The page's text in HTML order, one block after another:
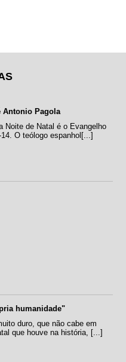
Antonio Pagola
Noite de Natal é o Evangelho
O teólogo espanhol[...]
humanidade"
duro, que não cabe em
que houve na história, [...]